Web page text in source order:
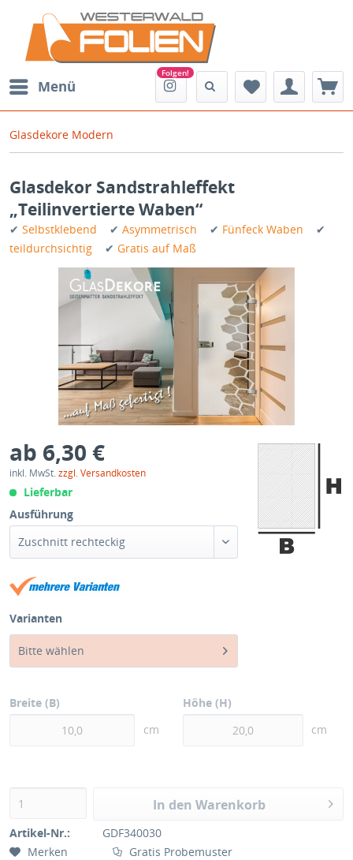
Menü
Glasdekore Modern
Glasdekor Sandstrahleffekt
„Teilinvertierte Waben“
✔ Selbstklebend ✔ Asymmetrisch ✔ Fünfeck Waben ✔
teildurchsichtig ✔ Gratis auf Maß
ab 6,30 €
inkl. MwSt.zzgl. Versandkosten
Lieferbar
Ausführung
Zuschnitt rechteckig
Varianten
Bitte wählen
Breite (B)
cm
Höhe (H)
cm
In den Warenkorb
Artikel-Nr.:
GDF340030
Merken
Gratis Probemuster